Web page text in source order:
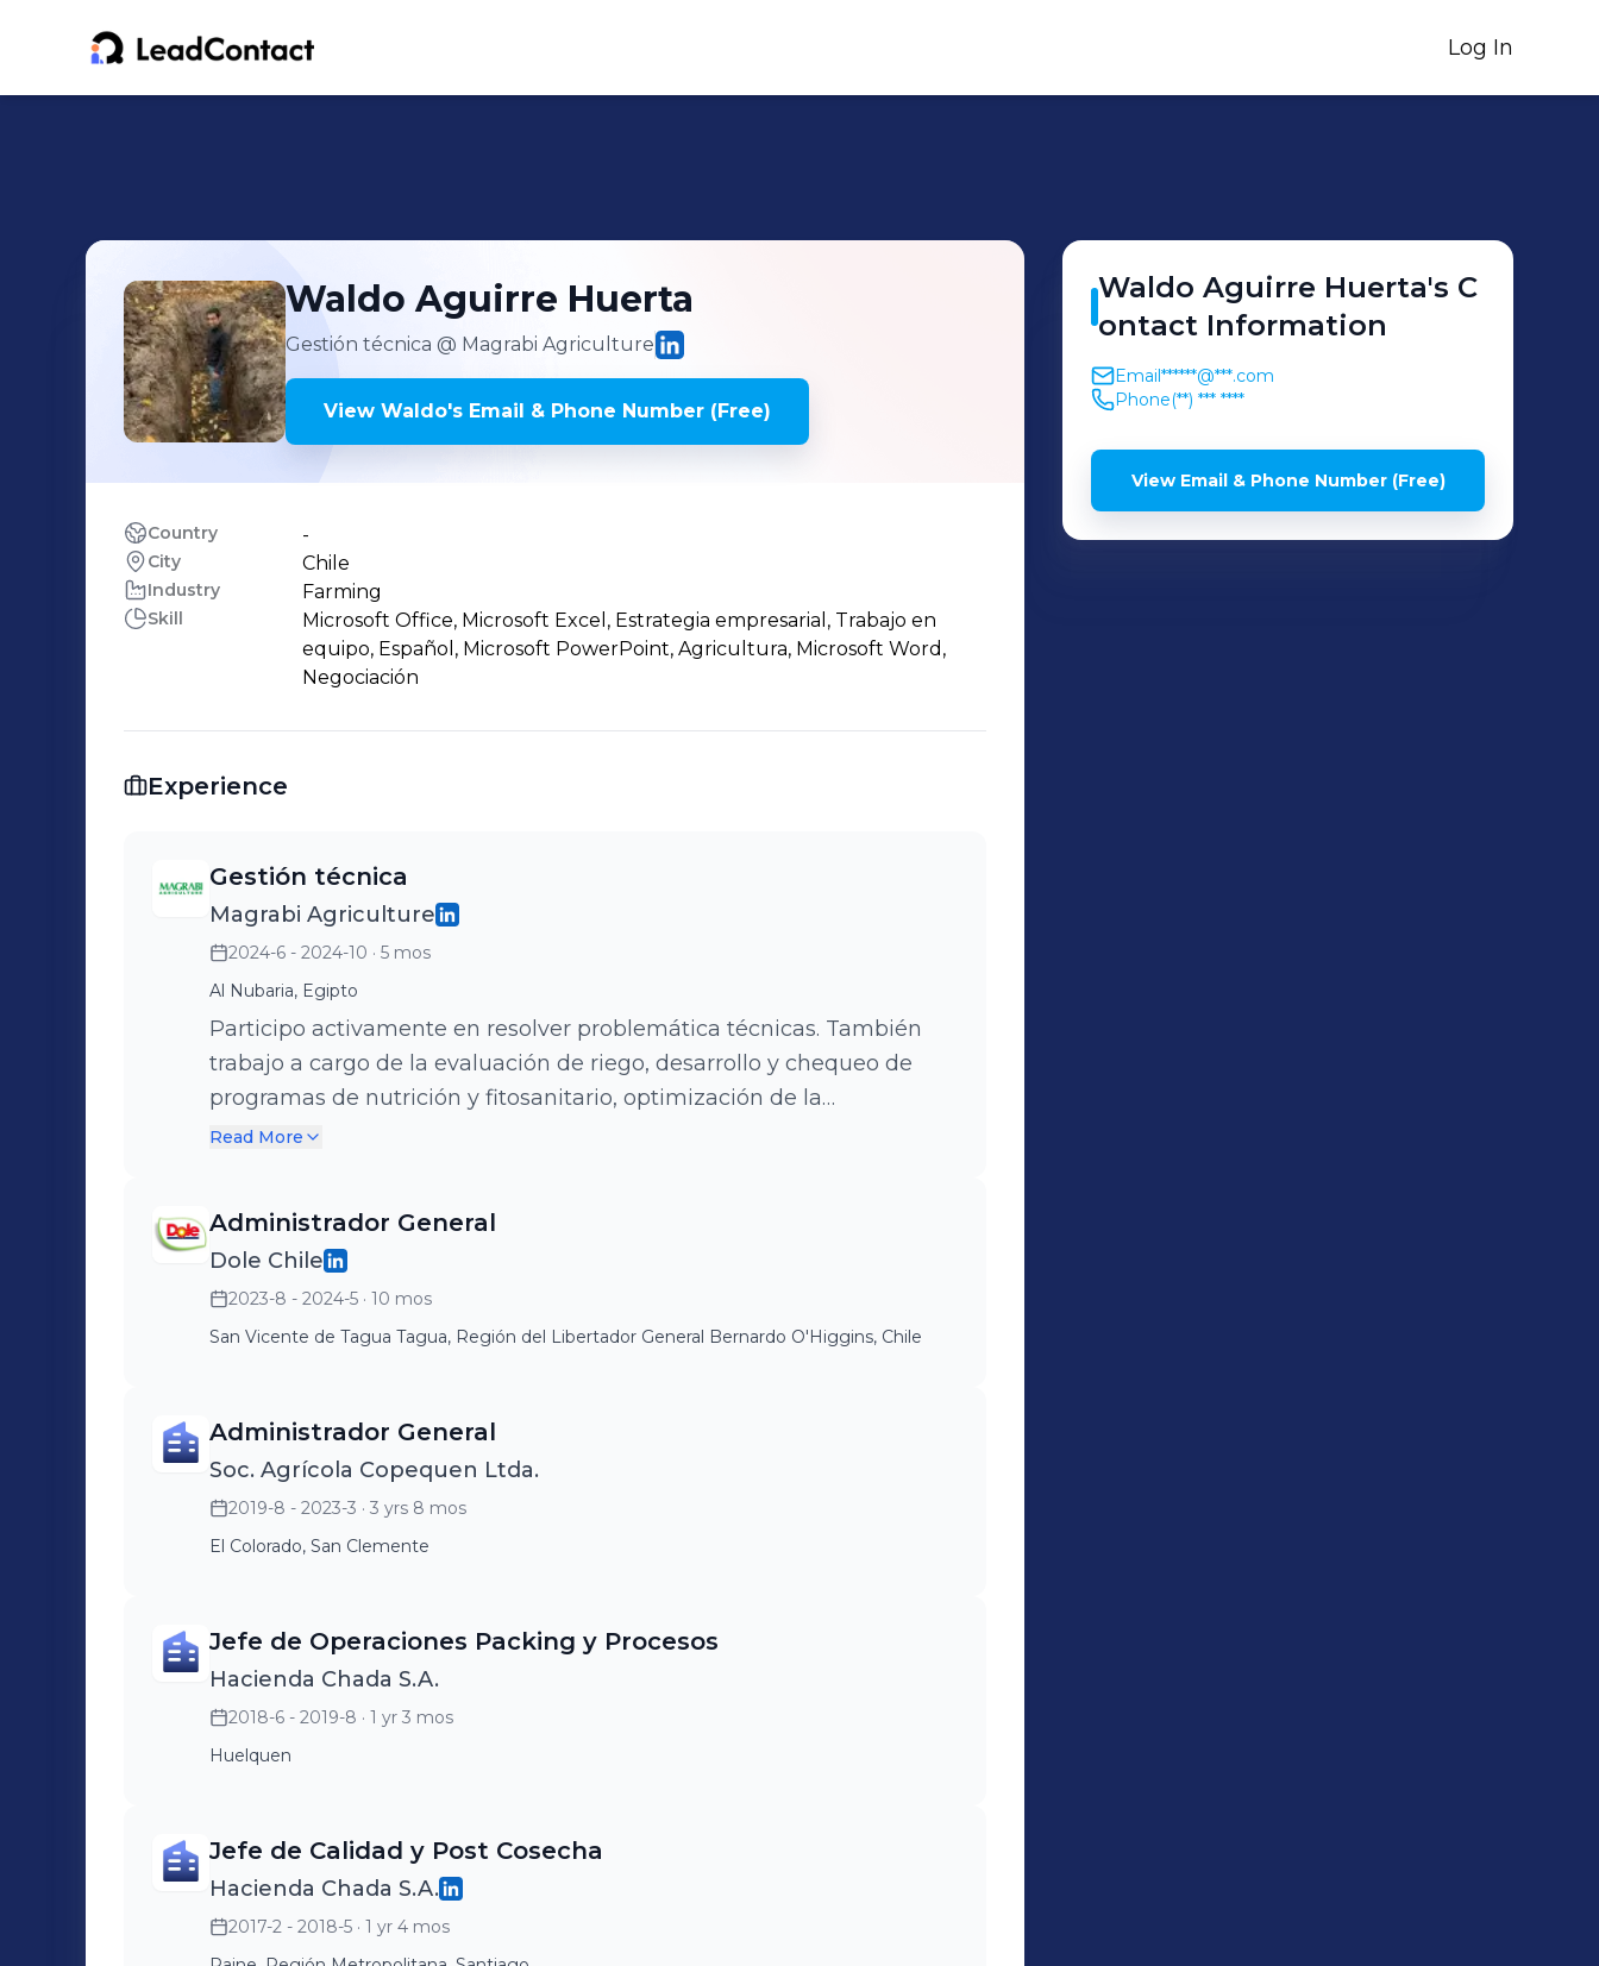
Log In
Waldo Aguirre Huerta
Gestión técnica @ Magrabi Agriculture
View Waldo's Email & Phone Number (Free)
Country -
City Chile
Industry Farming
Skill
Microsoft Office, Microsoft Excel, Estrategia empresarial, Trabajo en
equipo, Español, Microsoft PowerPoint, Agricultura, Microsoft Word,
Negociación
Experience
Gestión técnica
Magrabi Agriculture
2024-6 - 2024-10 · 5 mos
Al Nubaria, Egipto
Participo activamente en resolver problemática técnicas. También
trabajo a cargo de la evaluación de riego, desarrollo y chequeo de
programas de nutrición y fitosanitario, optimización de la
planificación de cosechas, y la evaluación de nuevas variedades y
presentada como datos y estandarizada.
Read More
Administrador General
Dole Chile
2023-8 - 2024-5 · 10 mos
San Vicente de Tagua Tagua, Región del Libertador General Bernardo O'Higgins, Chile
Administrador General
Soc. Agrícola Copequen Ltda.
2019-8 - 2023-3 · 3 yrs 8 mos
El Colorado, San Clemente
Jefe de Operaciones Packing y Procesos
Hacienda Chada S.A.
2018-6 - 2019-8 · 1 yr 3 mos
Huelquen
Jefe de Calidad y Post Cosecha
Hacienda Chada S.A.
2017-2 - 2018-5 · 1 yr 4 mos
Waldo Aguirre Huerta's C
ontact Information
Email******@***.com
Phone(**) *** ****
View Email & Phone Number (Free)